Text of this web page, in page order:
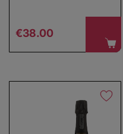
Regular price
€38.00